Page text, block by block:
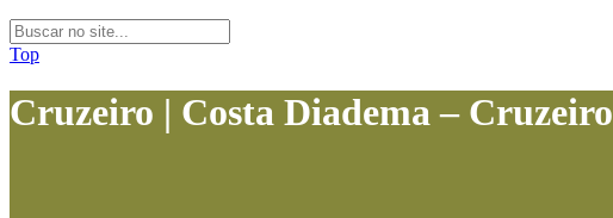
Top
Cruzeiro | Costa Diadema –